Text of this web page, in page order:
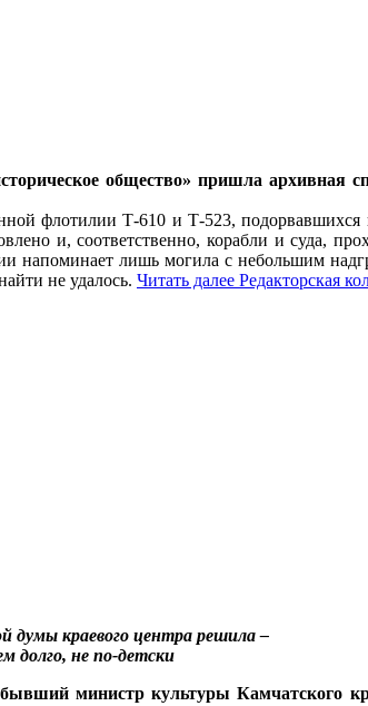
общество» пришла
флотилии Т-610 и Т-523,
и, соответственно, корабли и суда,
напоминает лишь могила с небольшим
не удалось. Читать далее Редакторская
думы краевого центра решила –
долго, не по-детски
министр культуры Камчатского